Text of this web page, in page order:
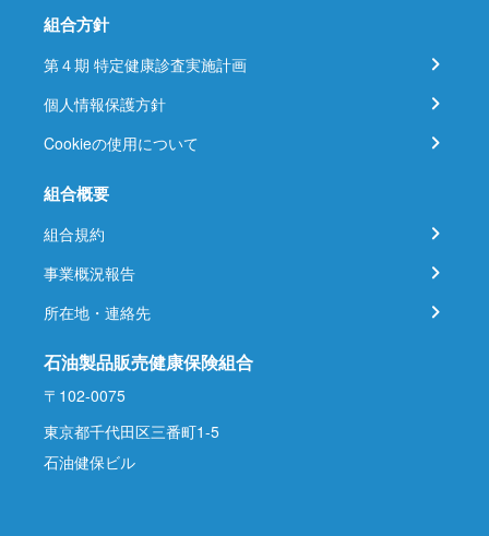
組合方針
第４期 特定健康診査実施計画
個人情報保護方針
Cookieの使用について
組合概要
組合規約
事業概況報告
所在地・連絡先
石油製品販売健康保険組合
〒102-0075
東京都千代田区三番町1-5
石油健保ビル